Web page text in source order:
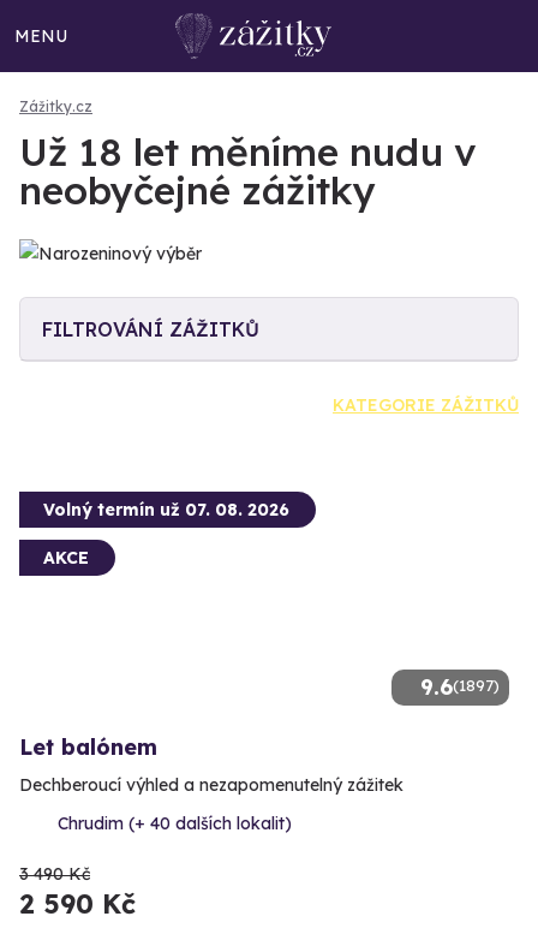
MENU
Zážitky.cz
Už 18 let měníme nudu v
neobyčejné zážitky
FILTROVÁNÍ ZÁŽITKŮ
KATEGORIE ZÁŽITKŮ
9.6(1897)
Volný termín už 07. 08. 2026
AKCE
Let balónem
Dechberoucí výhled a nezapomenutelný zážitek
Chrudim (+ 40 dalších lokalit)
3 490 Kč
2 590 Kč